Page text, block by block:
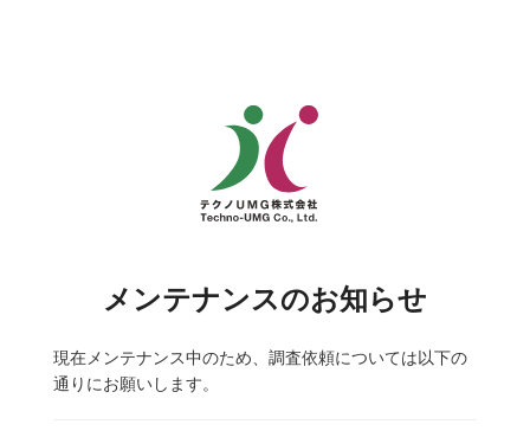
メンテナンスのお知らせ
現在メンテナンス中のため、調査依頼については以下の
通りにお願いします。